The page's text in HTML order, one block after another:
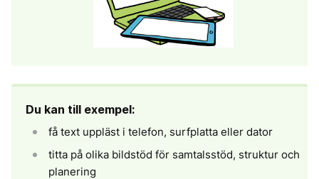
Du kan till exempel:
få text uppläst i telefon, surfplatta eller dator
titta på olika bildstöd för samtalsstöd, struktur och
planering